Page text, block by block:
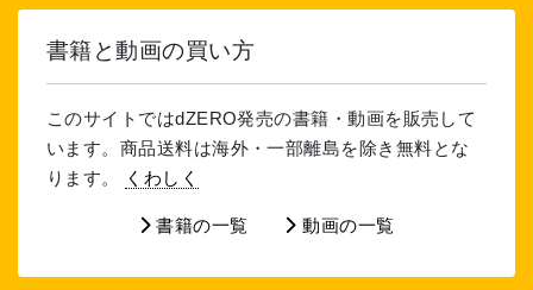
書籍と動画の買い方
このサイトではdZERO発売の書籍・動画を販売して
います。商品送料は海外・一部離島を除き無料とな
ります。
くわしく
書籍の一覧 動画の一覧